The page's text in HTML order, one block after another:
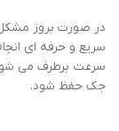
در صورت بروز
سریع و حرفه ای
سرعت برطرف می
جک حفظ شود.